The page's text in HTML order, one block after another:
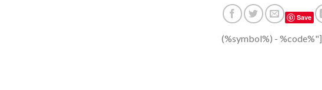
Save
(%symbol%) - %code%"]